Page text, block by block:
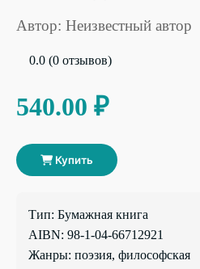
Автор: Неизвестный автор
0.0 (0 отзывов)
540.00 ₽
Купить
Тип: Бумажная книга
AIBN: 98-1-04-66712921
Жанры: поэзия, философская